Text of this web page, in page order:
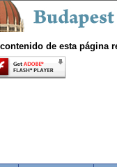
de esta página